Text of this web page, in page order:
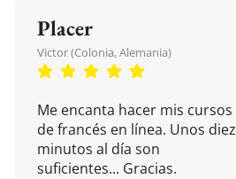
Placer
Victor (Colonia, Alemania)
Me encanta hacer mis cursos
de francés en línea. Unos diez
minutos al día son
suficientes... Gracias.